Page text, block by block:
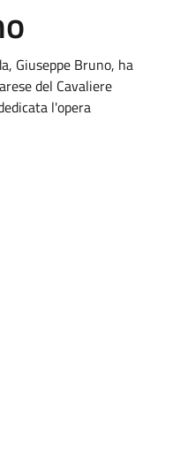
Giuseppe Bruno, ha
del Cavaliere
l'opera